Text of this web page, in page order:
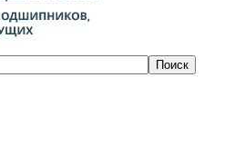
Поиск